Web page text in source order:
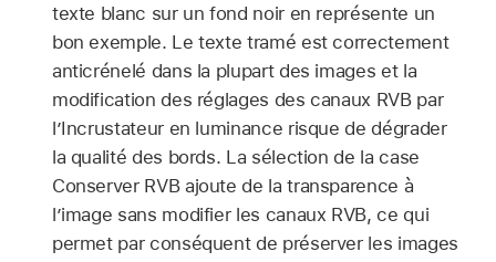
texte blanc sur un fond noir en représente un
bon exemple. Le texte tramé est correctement
anticrénelé dans la plupart des images et la
modification des réglages des canaux RVB par
l’Incrustateur en luminance risque de dégrader
la qualité des bords. La sélection de la case
Conserver RVB ajoute de la transparence à
l’image sans modifier les canaux RVB, ce qui
permet par conséquent de préserver les images